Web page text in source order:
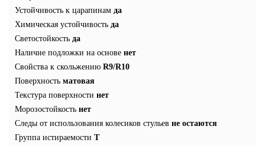
Устойчивость к царапинам да
Химическая устойчивость да
Светостойкость да
Наличие подложки на основе нет
Свойства к скольжению R9/R10
Поверхность матовая
Текстура поверхности нет
Морозостойкость нет
Следы от использования колесиков стульев не остаются
Группа истираемости T